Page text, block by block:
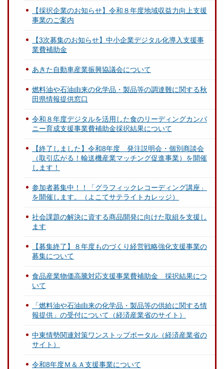
【採択企業のお知らせ】令和８年度地域収益力向上支援
事業のご案内
【3次募集のお知らせ】中小企業デジタル化導入支援事
業費補助金
あきた自動車産業振興協議会について
燃料油や石油由来の化学品・製品等の調達難に関する秋
田県情報提供窓口
令和８年度デジタルを活用した食のリーディングカンパ
ニー育成支援事業費補助金採択結果について
【終了しました】令和8年度 発注説明会・個別商談会
（取引広がる！輸送機産業マッチング促進事業）を開催
します！
参加者募集中！！「グラフィックレコーディング講座」
を開催します。（よこてサテライトカレッジ）
社会課題の解決に資する商品開発に向けた取組を支援し
ます
【募集終了】８年度ものづくり経営戦略強化支援事業の
募集について
食品産業物価高騰対応支援事業費補助金 採択結果につ
いて
「燃料油や石油由来の化学品・製品等の供給に関する情
報提供」の受付について（経済産業省のサイト）
中東情勢関連対策ワンストップポータル（経済産業省の
サイト）
令和8年度Ｍ＆Ａ支援事業について